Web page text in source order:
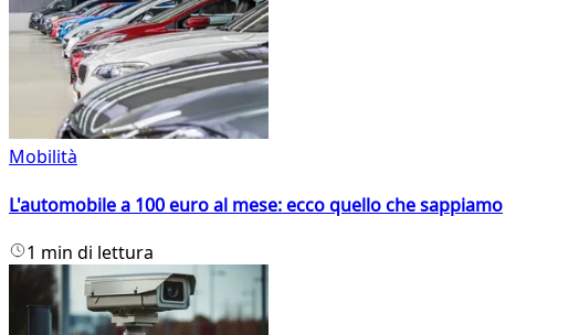
Mobilità
L'automobile a 100 euro al mese: ecco quello che sappiamo
1 min di lettura